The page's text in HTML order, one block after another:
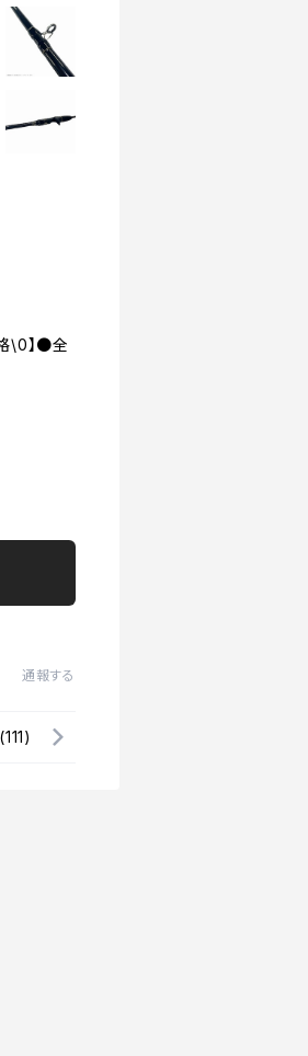
\0】●全
通報する
(111)